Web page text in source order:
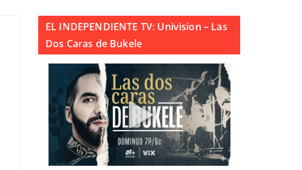
EL INDEPENDIENTE TV: Univision – Las
Dos Caras de Bukele